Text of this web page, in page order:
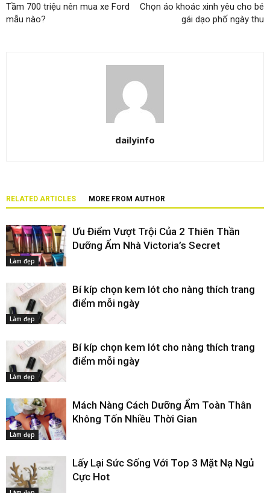
Tầm 700 triệu nên mua xe Ford
mẫu nào?
Chọn áo khoác xinh yêu cho bé
gái dạo phố ngày thu
dailyinfo
RELATED ARTICLES MORE FROM AUTHOR
Làm đẹp
Ưu Điểm Vượt Trội Của 2 Thiên Thần
Dưỡng Ẩm Nhà Victoria’s Secret
Làm đẹp
Bí kíp chọn kem lót cho nàng thích trang
điểm mỗi ngày
Làm đẹp
Bí kíp chọn kem lót cho nàng thích trang
điểm mỗi ngày
Làm đẹp
Mách Nàng Cách Dưỡng Ẩm Toàn Thân
Không Tốn Nhiều Thời Gian
Lấy Lại Sức Sống Với Top 3 Mặt Nạ Ngủ
Cực Hot